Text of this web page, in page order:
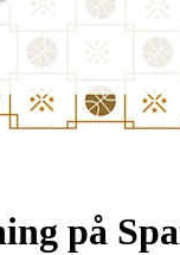
på